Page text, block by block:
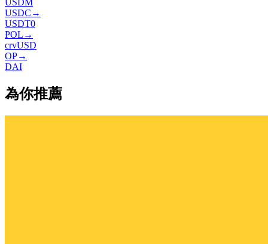
USDM
USDC →
USDT0
POL →
crvUSD
OP→
DAI
為你推薦